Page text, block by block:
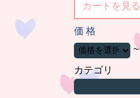
カートを見る
価 格
~
カテゴリ